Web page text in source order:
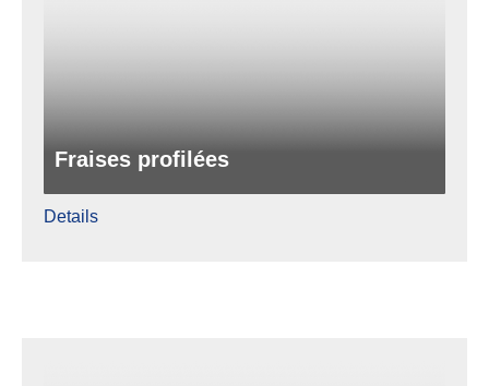
Fraises profilées
Details